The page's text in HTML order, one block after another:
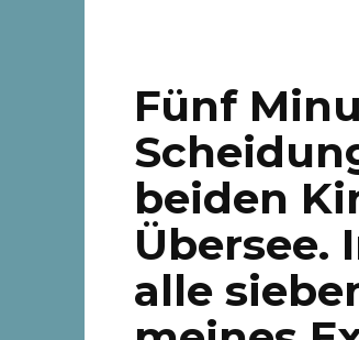
Fünf
beiden
Übersee.
alle